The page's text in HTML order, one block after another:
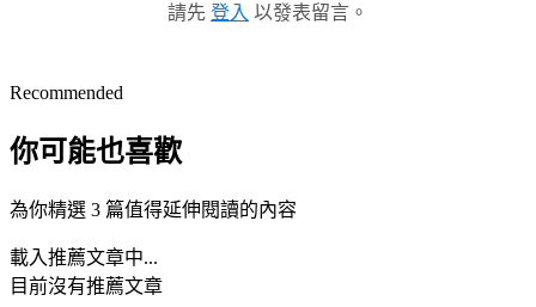
請先 登入 以發表留言。
Recommended
你可能也喜歡
為你精選 3 篇值得延伸閱讀的內容
載入推薦文章中...
目前沒有推薦文章